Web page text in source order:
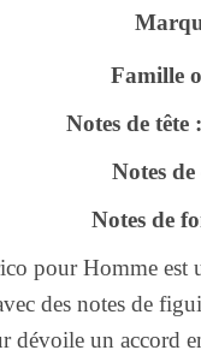
Famille
Notes de tête :
Notes
Notes de
pour Homme est
des notes de
dévoile un accord